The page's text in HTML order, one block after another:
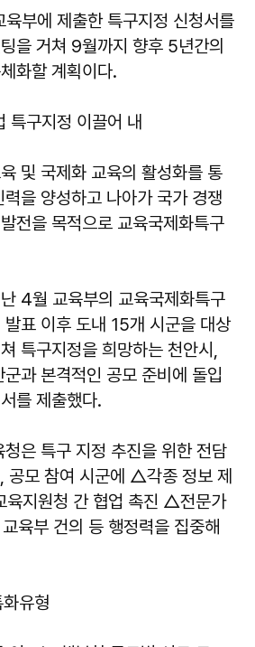
부에 제출한 특구지정 신청서를
을 거쳐 9월까지 향후 5년간의
화할 계획이다.
구지정 이끌어 내
및 국제화 교육의 활성화를 통
을 양성하고 나아가 국가 경쟁
전을 목적으로 교육국제화특구
4월 교육부의 교육국제화특구
표 이후 도내 15개 시군을 대상
특구지정을 희망하는 천안시,
군과 본격적인 공모 준비에 돌입
를 제출했다.
은 특구 지정 추진을 위한 전담
공모 참여 시군에 △각종 정보 제
지원청 간 협업 촉진 △전문가
육부 건의 등 행정력을 집중해
유형